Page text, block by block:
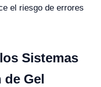
el riesgo de errores
Sistemas
Gel